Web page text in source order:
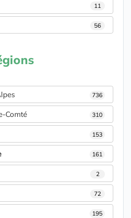
11
56
736
Comté 310
153
161
2
72
195